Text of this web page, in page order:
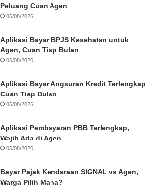
Peluang Cuan Agen
06/08/2026
Aplikasi Bayar BPJS Kesehatan untuk
Agen, Cuan Tiap Bulan
06/08/2026
Aplikasi Bayar Angsuran Kredit Terlengkap
Cuan Tiap Bulan
06/08/2026
Aplikasi Pembayaran PBB Terlengkap,
Wajib Ada di Agen
05/08/2026
Bayar Pajak Kendaraan SIGNAL vs Agen,
Warga Pilih Mana?